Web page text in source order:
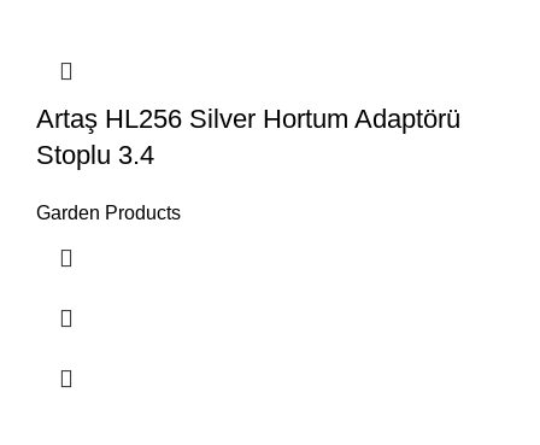
Artaş HL256 Silver Hortum Adaptörü
Stoplu 3.4
Garden Products